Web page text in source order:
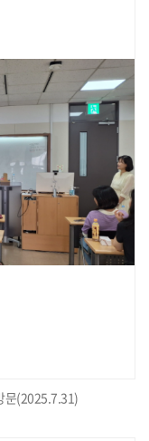
문(2025.7.31)